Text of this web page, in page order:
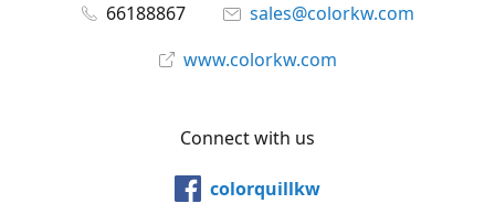
66188867
sales@colorkw.com
www.colorkw.com
Connect with us
colorquillkw